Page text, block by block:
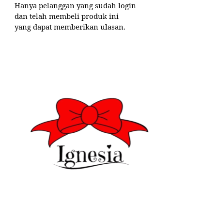
Hanya pelanggan yang sudah login
dan telah membeli produk ini
yang dapat memberikan ulasan.